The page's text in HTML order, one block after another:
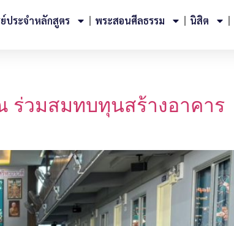
ประจำหลักสูตร พระสอนศีลธรรม นิสิต
ร่วมสมทบทุนสร้างอาคาร